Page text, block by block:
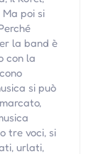
poi si
la band è
con la
si può
tre voci, si
urlati,